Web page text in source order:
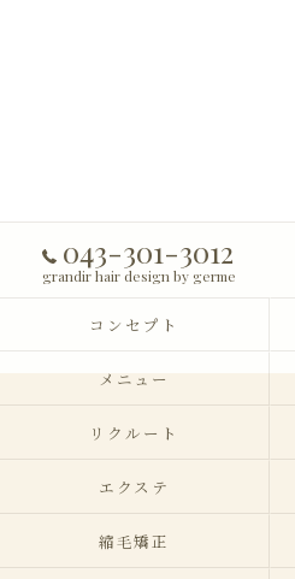
043-301-3012
grandir hair design by germe
コンセプト
メニュー
リクルート
エクステ
縮毛矯正